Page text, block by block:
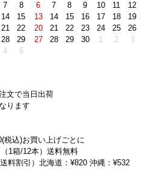
7
8
14
15
21
22
28
29
4 5
6
7 8 9 10 11
12
13
14 15 16 17 18
19
20
21 22 23 24 25
26
27
28 29 30 1 2 3
文で当日出荷
ります
税込)お買い上げごとに
1箱/12本）送料無料
料割引）北海道：¥820 沖縄：¥532